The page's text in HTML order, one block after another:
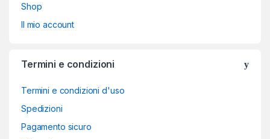
Shop
Il mio account
Termini e condizioni
Termini e condizioni d'uso
Spedizioni
Pagamento sicuro